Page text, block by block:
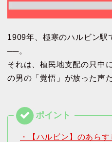
1909年、極寒のハルビン駅
──。
それは、植民地支配の只中
の男の「覚悟」が放った声
・【ハルビン】のあらす